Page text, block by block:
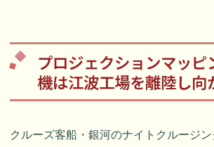
プロジェクションマッピ
機は江波工場を離陸し
クルーズ客船・銀河のナイトクルージ